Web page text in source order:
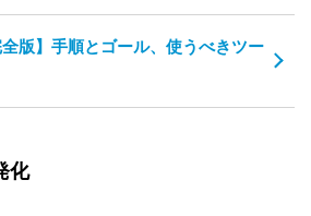
全版】手順とゴール、使うべきツー
化